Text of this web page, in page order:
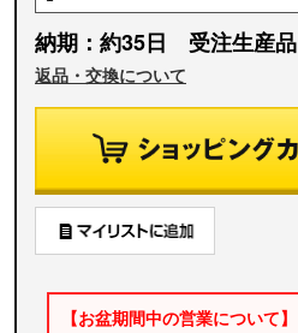
納期：約35日 受注生産品
返品・交換について
【お盆期間中の営業について】